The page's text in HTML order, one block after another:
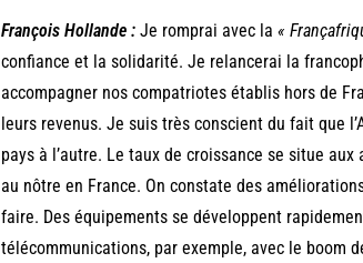
François Hollande :Je romprai avec la «
confiance et la solidarité. Je relancerai la
accompagner nos compatriotes établis hors de
leurs revenus. Je suis très conscient du fait que
pays à l’autre. Le taux de croissance se situe
au nôtre en France. On constate des
faire. Des équipements se développent
télécommunications, par exemple, avec le boom